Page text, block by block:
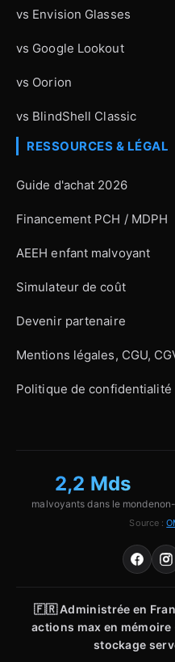
vs Envision Glasses
vs Google Lookout
vs Oorion
vs BlindShell Classic
RESSOURCES & LÉGAL
Guide d'achat 2026
Financement PCH / MDPH
AEEH enfant malvoyant
Simulateur de coût
Devenir partenaire
Mentions légales, CGU,
Politique de confidentialité
2,2 Mds
malvoyants dans le monde
Source :
🇫🇷Administrée en
actions max en mémoire
stockage